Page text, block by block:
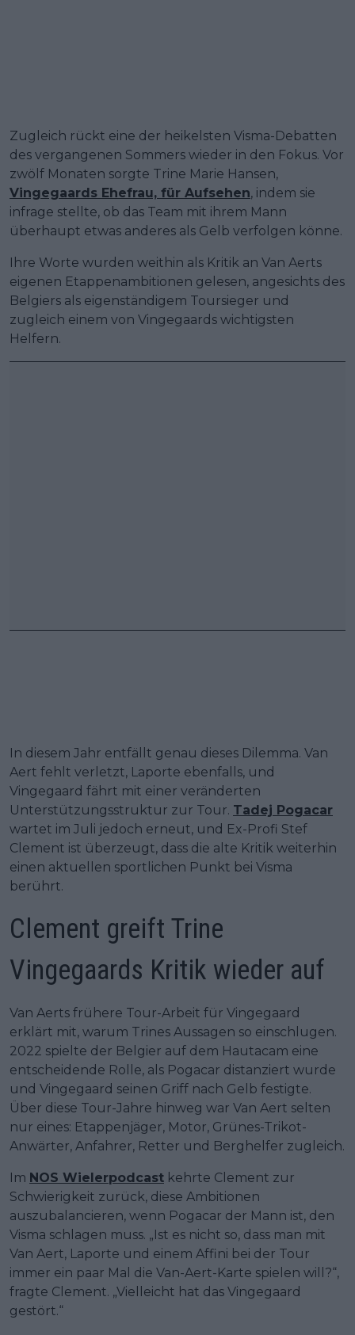
Zugleich rückt eine der heikelsten Visma-Debatten
des vergangenen Sommers wieder in den Fokus. Vor
zwölf Monaten sorgte Trine Marie Hansen,
Vingegaards Ehefrau, für Aufsehen, indem sie
infrage stellte, ob das Team mit ihrem Mann
überhaupt etwas anderes als Gelb verfolgen könne.
Ihre Worte wurden weithin als Kritik an Van Aerts
eigenen Etappenambitionen gelesen, angesichts des
Belgiers als eigenständigem Toursieger und
zugleich einem von Vingegaards wichtigsten
Helfern.
In diesem Jahr entfällt genau dieses Dilemma. Van
Aert fehlt verletzt, Laporte ebenfalls, und
Vingegaard fährt mit einer veränderten
Unterstützungsstruktur zur Tour. Tadej Pogacar
wartet im Juli jedoch erneut, und Ex-Profi Stef
Clement ist überzeugt, dass die alte Kritik weiterhin
einen aktuellen sportlichen Punkt bei Visma
berührt.
Clement greift Trine
Vingegaards Kritik wieder auf
Van Aerts frühere Tour-Arbeit für Vingegaard
erklärt mit, warum Trines Aussagen so einschlugen.
2022 spielte der Belgier auf dem Hautacam eine
entscheidende Rolle, als Pogacar distanziert wurde
und Vingegaard seinen Griff nach Gelb festigte.
Über diese Tour-Jahre hinweg war Van Aert selten
nur eines: Etappenjäger, Motor, Grünes-Trikot-
Anwärter, Anfahrer, Retter und Berghelfer zugleich.
Im NOS Wielerpodcast kehrte Clement zur
Schwierigkeit zurück, diese Ambitionen
auszubalancieren, wenn Pogacar der Mann ist, den
Visma schlagen muss. „Ist es nicht so, dass man mit
Van Aert, Laporte und einem Affini bei der Tour
immer ein paar Mal die Van-Aert-Karte spielen will?“,
fragte Clement. „Vielleicht hat das Vingegaard
gestört.“